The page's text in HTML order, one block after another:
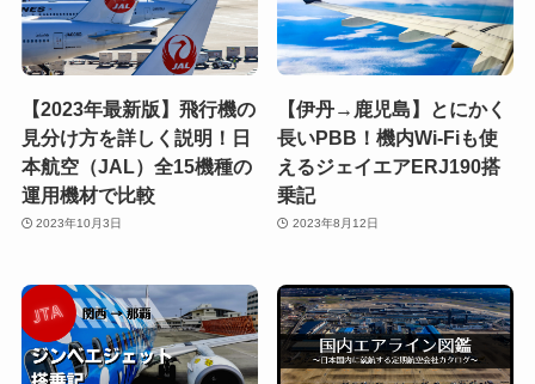
【2023年最新版】飛行機の
見分け方を詳しく説明！日
本航空（JAL）全15機種の
運用機材で比較
2023年10月3日
【伊丹→鹿児島】とにかく
長いPBB！機内Wi-Fiも使
えるジェイエアERJ190搭
乗記
2023年8月12日